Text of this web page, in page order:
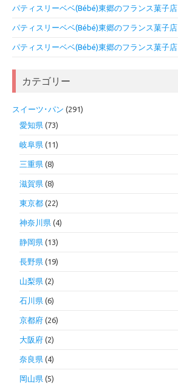
パティスリーベベ(Bébé)東郷のフランス菓子店
パティスリーベベ(Bébé)東郷のフランス菓子店
パティスリーベベ(Bébé)東郷のフランス菓子店
カテゴリー
スイーツ･パン (291)
愛知県 (73)
岐阜県 (11)
三重県 (8)
滋賀県 (8)
東京都 (22)
神奈川県 (4)
静岡県 (13)
長野県 (19)
山梨県 (2)
石川県 (6)
京都府 (26)
大阪府 (2)
奈良県 (4)
岡山県 (5)